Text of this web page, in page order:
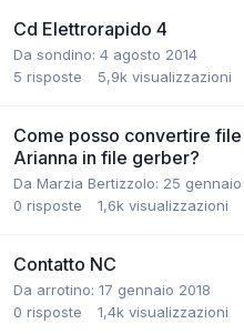
Cd Elettrorapido 4
Da sondino: 4 agosto 2014
5 risposte 5,9k visualizzazioni
Come posso convertire
Arianna in file gerber?
Da Marzia Bertizzolo: 25 gennaio
0 risposte 1,6k visualizzazioni
Contatto NC
Da arrotino: 17 gennaio 2018
0 risposte 1,4k visualizzazioni